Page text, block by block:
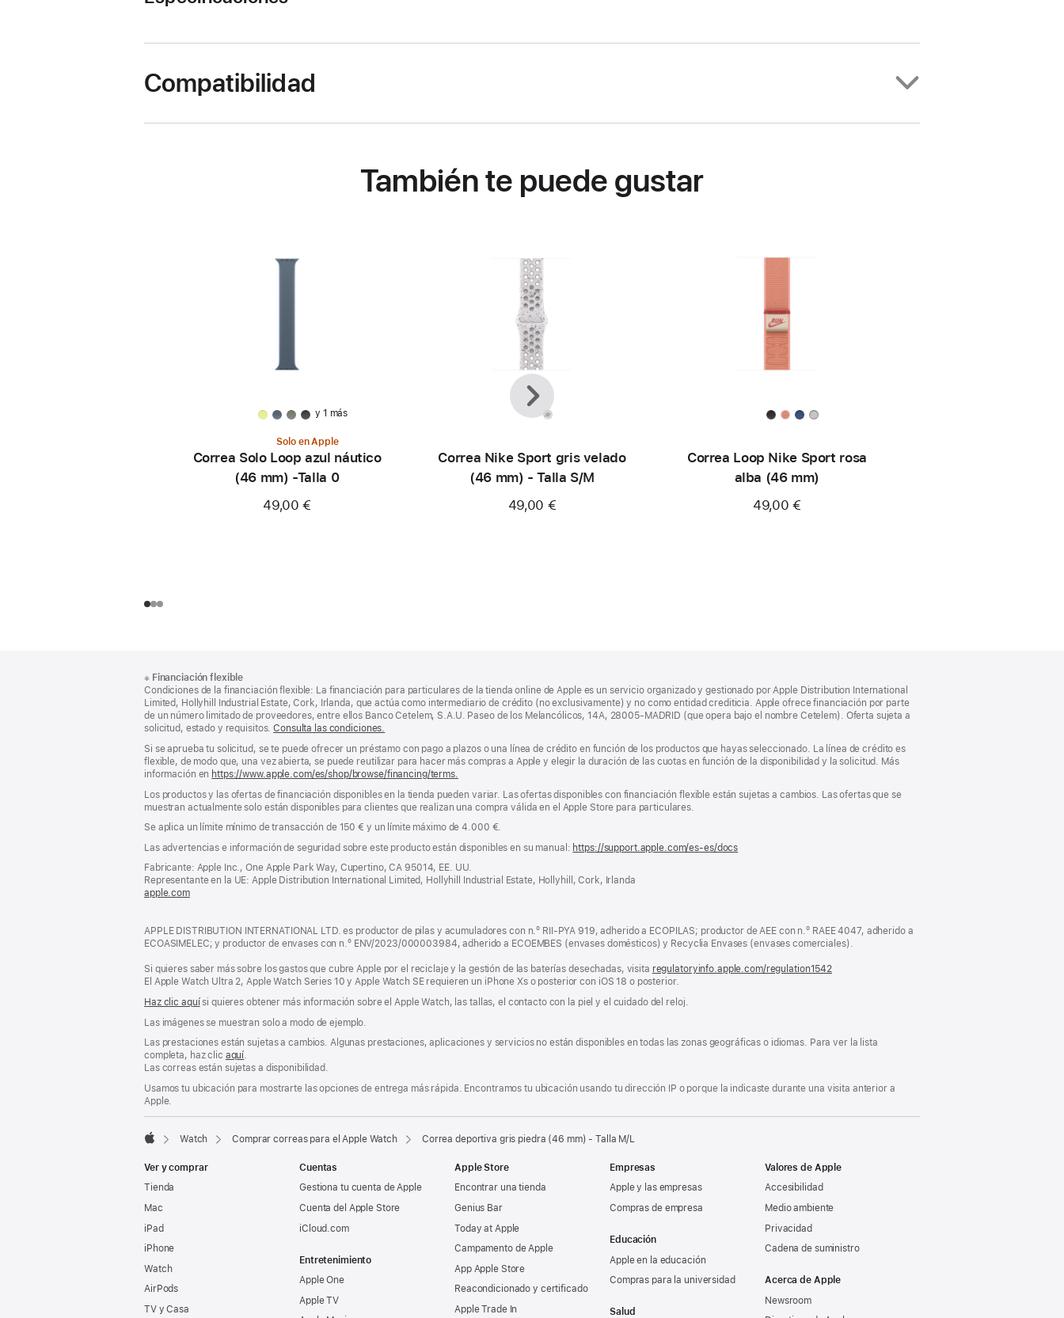
Compatibilidad
También te puede gustar
y 1 más
Solo en Apple
Correa Solo Loop azul náutico
(46 mm) -Talla 0
49,00 €
Correa Nike Sport gris velado
(46 mm) - Talla S/M
49,00 €
Correa Loop Nike Sport rosa
alba (46 mm)
49,00 €
Anterior
Siguiente
a
pie
de
página
al
pie
※ Financiación flexible
Condiciones de la financiación flexible: La financiación para particulares de la tienda online de Apple es un servicio organizado y gestionado por Apple Distribution International
Limited, Hollyhill Industrial Estate, Cork, Irlanda, que actúa como intermediario de crédito (no exclusivamente) y no como entidad crediticia. Apple ofrece financiación por parte
de un número limitado de proveedores, entre ellos Banco Cetelem, S.A.U. Paseo de los Melancólicos, 14A, 28005-MADRID (que opera bajo el nombre Cetelem). Oferta sujeta a
solicitud, estado y requisitos.Consulta las condiciones.
Si se aprueba tu solicitud, se te puede ofrecer un préstamo con pago a plazos o una línea de crédito en función de los productos que hayas seleccionado. La línea de crédito es
flexible, de modo que, una vez abierta, se puede reutilizar para hacer más compras a Apple y elegir la duración de las cuotas en función de la disponibilidad y la solicitud. Más
información en https://www.apple.com/es/shop/browse/financing/terms.
Los productos y las ofertas de financiación disponibles en la tienda pueden variar. Las ofertas disponibles con financiación flexible están sujetas a cambios. Las ofertas que se
muestran actualmente solo están disponibles para clientes que realizan una compra válida en el Apple Store para particulares.
Se aplica un límite mínimo de transacción de 150 € y un límite máximo de 4.000 €.
Las advertencias e información de seguridad sobre este producto están disponibles en su manual: https://support.apple.com/es-es/docs
Fabricante: Apple Inc., One Apple Park Way, Cupertino, CA 95014, EE. UU.
Representante en la UE: Apple Distribution International Limited, Hollyhill Industrial Estate, Hollyhill, Cork, Irlanda
apple.com(se
una
ventana
APPLE DISTRIBUTION INTERNATIONAL LTD. es productor de pilas y acumuladores con n.º RII-PYA 919, adherido a ECOPILAS; productor de AEE con n.º RAEE 4047, adherido a
ECOASIMELEC; y productor de envases con n.º ENV/2023/000003984, adherido a ECOEMBES (envases domésticos) y Recyclia Envases (envases comerciales).
Si quieres saber más sobre los gastos que cubre Apple por el reciclaje y la gestión de las baterías desechadas, visita regulatoryinfo.apple.com/regulation1542
El Apple Watch Ultra 2, Apple Watch Series 10 y Apple Watch SE requieren un iPhone Xs o posterior con iOS 18 o posterior.
Haz clic aquísi quieres obtener más información sobre el Apple Watch, las tallas, el contacto con la piel y el cuidado del reloj.
Las imágenes se muestran solo a modo de ejemplo.
Las prestaciones están sujetas a cambios. Algunas prestaciones, aplicaciones y servicios no están disponibles en todas las zonas geográficas o idiomas. Para ver la lista
completa, haz clic aquí.
Las correas están sujetas a disponibilidad.
Usamos tu ubicación para mostrarte las opciones de entrega más rápida. Encontramos tu ubicación usando tu dirección IP o porque la indicaste durante una visita anterior a
Apple.
Watch Comprar correas para el Apple Watch Correa deportiva gris piedra (46 mm) - Talla M/L
Ver y comprar
Tienda
Mac
iPad
iPhone
Watch
AirPods
TV y Casa
Cuentas
Gestiona tu cuenta de Apple
Cuenta del Apple Store
iCloud.com
Entretenimiento
Apple One
Apple TV
Apple Store
Encontrar una tienda
Genius Bar
Today at Apple
Campamento de Apple
App Apple Store
Reacondicionado y certificado
Apple Trade In
Empresas
Apple y las empresas
Compras de empresa
Educación
Apple en la educación
Compras para la universidad
Salud
Valores de Apple
Accesibilidad
Medio ambiente
Privacidad
Cadena de suministro
Acerca de Apple
Newsroom